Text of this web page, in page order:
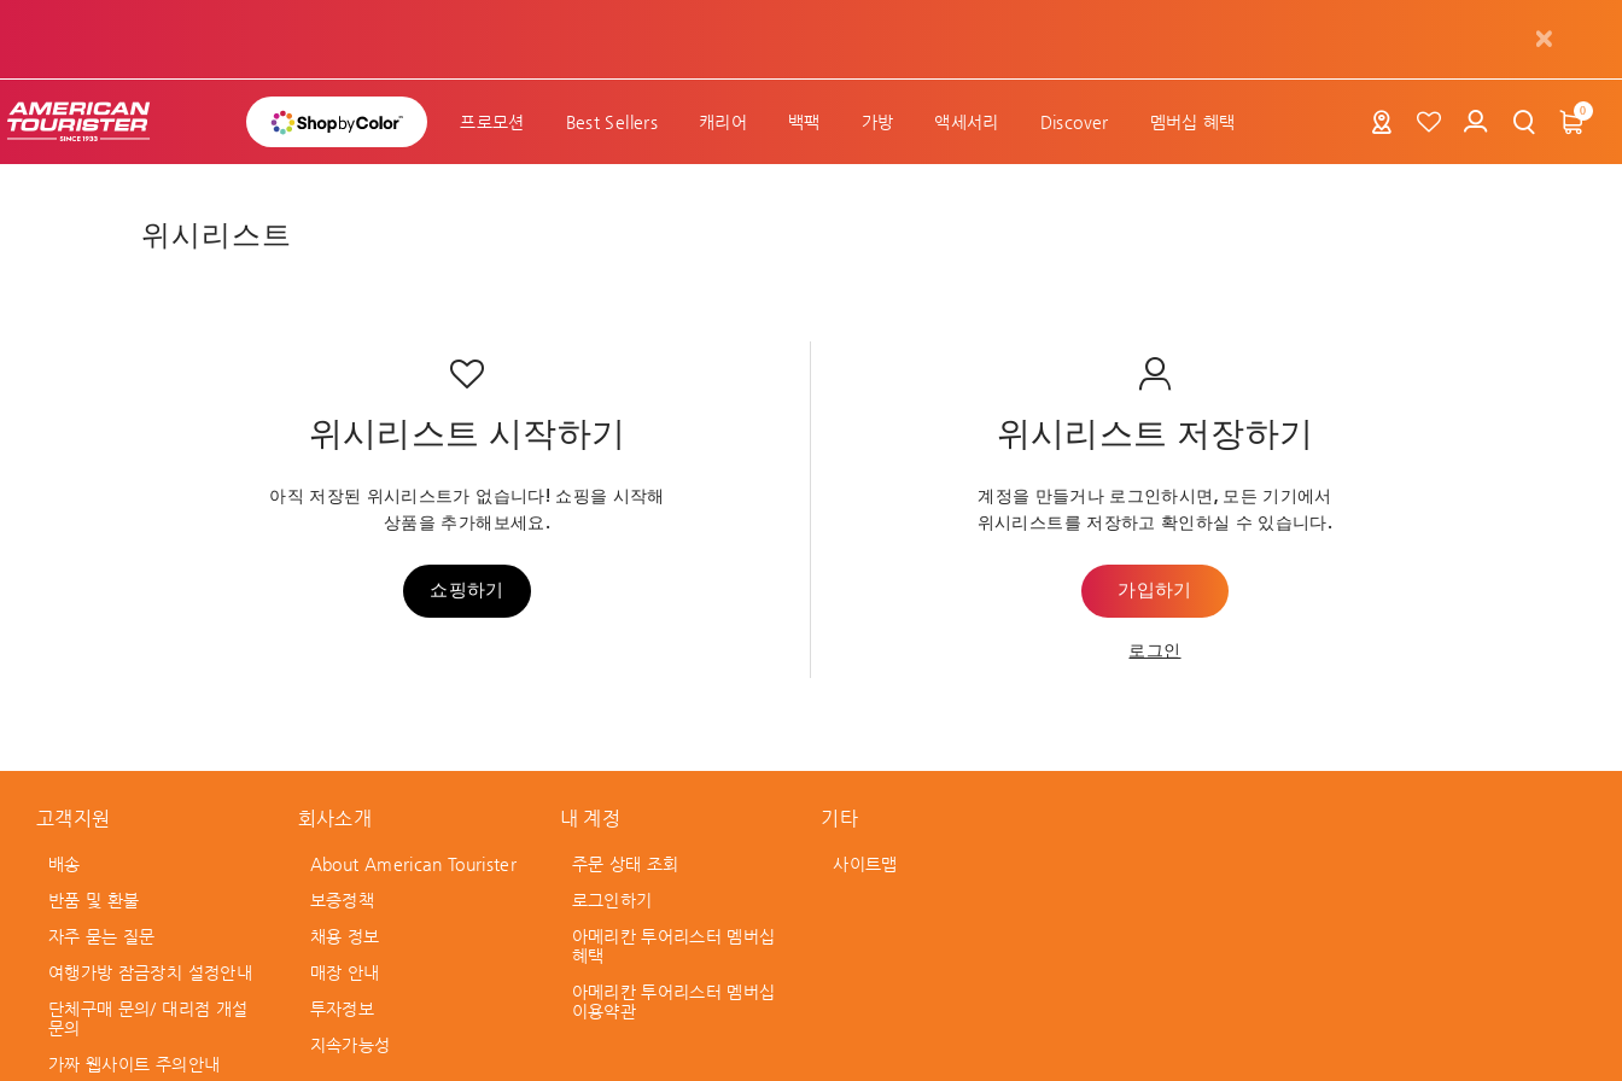
0
프로모션 Best Sellers 캐리어 백팩 가방 액세서리 Discover 멤버십 혜택
위시리스트
위시리스트 시작하기
아직 저장된 위시리스트가 없습니다! 쇼핑을 시작해
상품을 추가해보세요.
쇼핑하기
위시리스트 저장하기
계정을 만들거나 로그인하시면, 모든 기기에서
위시리스트를 저장하고 확인하실 수 있습니다.
가입하기
로그인
고객지원
배송
반품 및 환불
자주 묻는 질문
여행가방 잠금장치 설정안내
단체구매 문의/ 대리점 개설
문의
가짜 웹사이트 주의안내
회사소개
About American Tourister
보증정책
채용 정보
매장 안내
투자정보
지속가능성
내 계정
주문 상태 조회
로그인하기
아메리칸 투어리스터 멤버십
혜택
아메리칸 투어리스터 멤버십
이용약관
기타
사이트맵